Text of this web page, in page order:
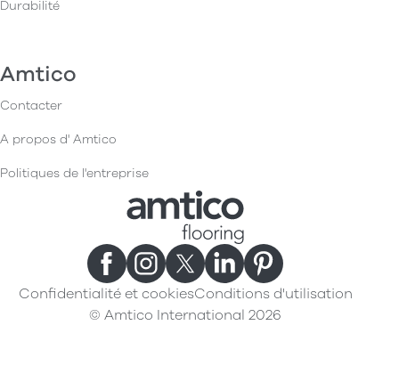
Durabilité
Amtico
Contacter
A propos d' Amtico
Politiques de l'entreprise
Confidentialité et cookiesConditions d'utilisation
© Amtico International 2026